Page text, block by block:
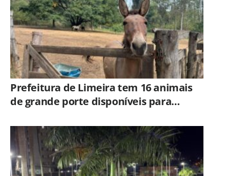
Prefeitura de Limeira tem 16 animais
de grande porte disponíveis para